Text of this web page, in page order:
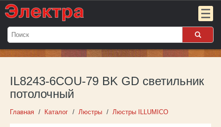
Мой
пуст
Войти
IL8243-6COU-79 BK GD светильник
потолочный
Главная Каталог Люстры Люстры ILLUMICO